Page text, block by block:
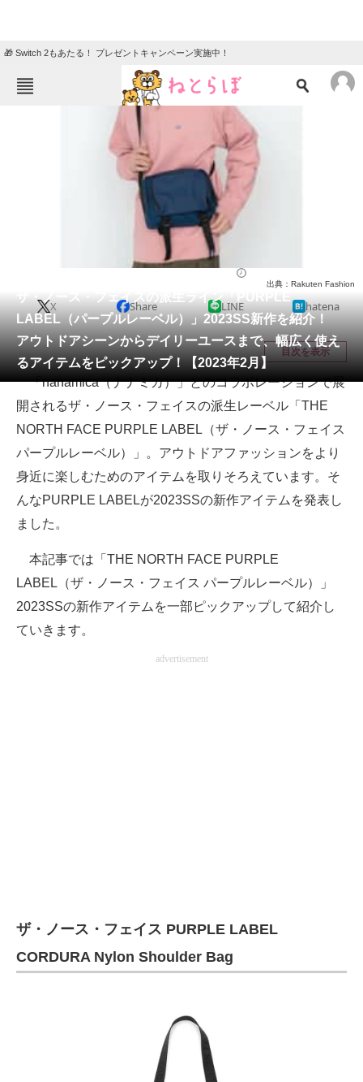
🎁 Switch 2もあたる！ プレゼントキャンペーン実施中！
ニュース
クイズ
教育・育児
リサーチ
メディア
注目記事を集めた総合ページ
ITの今と未来を見通す
スマホと通信の最新トレンド
進化するPCとデバイスの未来
好きが集まる 比べて選べる
企業ITのトレンドを詳説
電子設計の基本と応用
エネルギーの専門メディア
ちょっと気になるネットの話題
ザ・ノース・フェイスの派生ライン「PURPLE
LABEL（パープルレーベル）」2023SS新作を紹介！
アウトドアシーンからデイリーユースまで、幅広く使え
るアイテムをピックアップ！【2023年2月】
出典：Rakuten Fashion
X Share LINE hatena
目次を表示
「nanamica（ナナミカ）」とのコラボレーションで展
開されるザ・ノース・フェイスの派生レーベル「THE
NORTH FACE PURPLE LABEL（ザ・ノース・フェイス
パープルレーベル）」。アウトドアファッションをより
身近に楽しむためのアイテムを取りそろえています。そ
んなPURPLE LABELが2023SSの新作アイテムを発表し
ました。
本記事では「THE NORTH FACE PURPLE
LABEL（ザ・ノース・フェイス パープルレーベル）」
2023SSの新作アイテムを一部ピックアップして紹介し
ていきます。
advertisement
ザ・ノース・フェイス PURPLE LABEL
CORDURA Nylon Shoulder Bag